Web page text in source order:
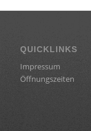
QUICKLINKS
Impressum
Öffnungszeiten